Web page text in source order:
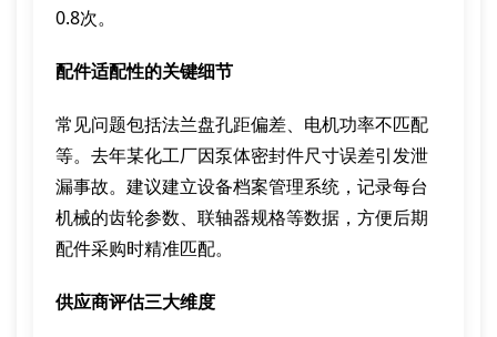
0.8次。
配件适配性的关键细节
常见问题包括法兰盘孔距偏差、电机功率不匹配
等。去年某化工厂因泵体密封件尺寸误差引发泄
漏事故。建议建立设备档案管理系统，记录每台
机械的齿轮参数、联轴器规格等数据，方便后期
配件采购时精准匹配。
供应商评估三大维度